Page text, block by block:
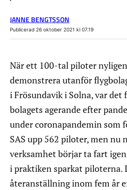
JANNE BENGTSSON
Publicerad 26 oktober 2021 kl 07.19
När ett 100-tal piloter
demonstrera utanför
i Frösundavik i Solna, var
bolagets agerande efter
under coronapandemin som
SAS upp 562 piloter, men nu
verksamhet börjar ta fart
i praktiken sparkat piloterna.
återanställning inom fem år